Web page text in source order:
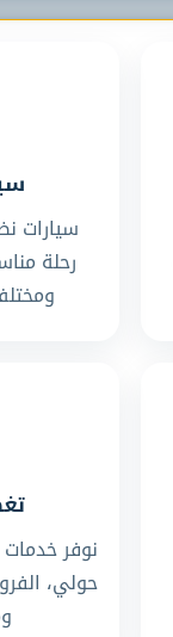
سيارات
رحلة
نوفر
حولي،